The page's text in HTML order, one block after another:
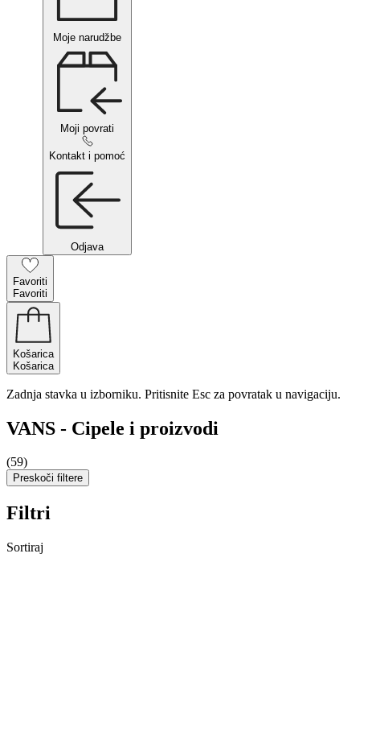
Moje narudžbe
Moji povrati
Kontakt i pomoć
Odjava
Favoriti
Favoriti
Košarica
Košarica
Zadnja stavka u izborniku. Pritisnite Esc za povratak u navigaciju.
VANS - Cipele i proizvodi
(59)
Preskoči filtere
Filtri
Sortiraj